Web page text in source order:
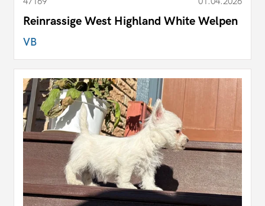
Reinrassige West Highland White Welpen
VB